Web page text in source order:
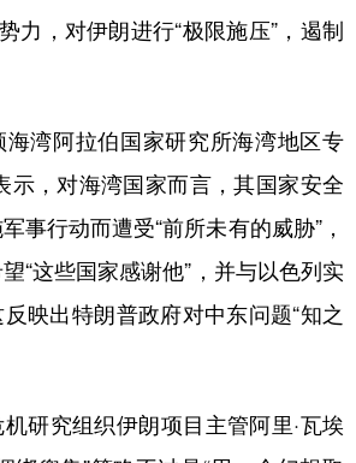
力，对伊朗进行“极限施压”，遏制
湾阿拉伯国家研究所海湾地区专
示，对海湾国家而言，其国家安全
事行动而遭受“前所未有的威胁”，
“这些国家感谢他”，并与以色列实
映出特朗普政府对中东问题“知之
究组织伊朗项目主管阿里·瓦埃